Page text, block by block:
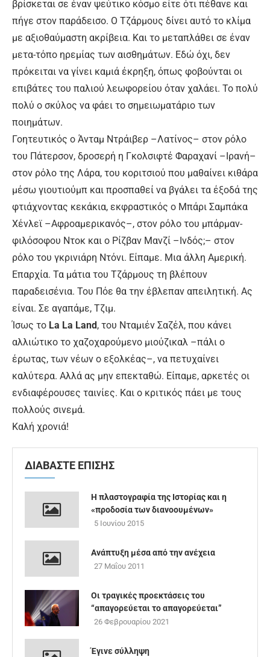
βρίσκεται σε έναν ψεύτικο κόσμο είτε ότι πέθανε και
πήγε στον παράδεισο. Ο Τζάρμους δίνει αυτό το κλίμα
με αξιοθαύμαστη ακρίβεια. Και το μεταπλάθει σε έναν
μετα-τόπο ηρεμίας των αισθημάτων. Εδώ όχι, δεν
πρόκειται να γίνει καμιά έκρηξη, όπως φοβούνται οι
επιβάτες του παλιού λεωφορείου όταν χαλάει. Το πολύ
πολύ ο σκύλος να φάει το σημειωματάριο των
ποιημάτων.
Γοητευτικός ο Άνταμ Ντράιβερ –Λατίνος– στον ρόλο
του Πάτερσον, δροσερή η Γκολσιφτέ Φαραχανί –Ιρανή–
στον ρόλο της Λάρα, του κοριτσιού που μαθαίνει κιθάρα
μέσω γιουτιούμπ και προσπαθεί να βγάλει τα έξοδά της
φτιάχνοντας κεκάκια, εκφραστικός ο Μπάρι Σαμπάκα
Χένλεϊ –Αφροαμερικανός–, στον ρόλο του μπάρμαν-
φιλόσοφου Ντοκ και ο Ρίζβαν Μανζί –Ινδός;– στον
ρόλο του γκρινιάρη Ντόνι. Είπαμε. Μια άλλη Αμερική.
Επαρχία. Τα μάτια του Τζάρμους τη βλέπουν
παραδεισένια. Του Πόε θα την έβλεπαν απειλητική. Ας
είναι. Σε αγαπάμε, Τζιμ.
Ίσως το La La Land , του Νταμιέν Σαζέλ, που κάνει
αλλιώτικο το χαζοχαρούμενο μιούζικαλ –πάλι ο
έρωτας, των νέων ο εξολκέας–, να πετυχαίνει
καλύτερα. Αλλά ας μην επεκταθώ. Είπαμε, αρκετές οι
ενδιαφέρουσες ταινίες. Και ο κριτικός πάει με τους
πολλούς σινεμά.
Καλή χρονιά!
ΔΙΑΒΑΣΤΕ ΕΠΙΣΗΣ
Η πλαστογραφία της Ιστορίας και η
«προδοσία των διανοουμένων»
5 Ιουνίου 2015
Ανάπτυξη μέσα από την ανέχεια
27 Μαΐου 2011
Οι τραγικές προεκτάσεις του
“απαγορεύεται το απαγορεύεται”
26 Φεβρουαρίου 2021
Έγινε σύλληψη